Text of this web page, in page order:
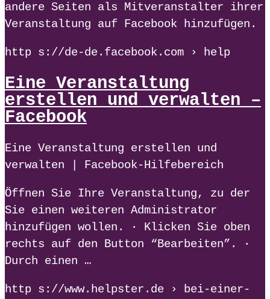
andere Seiten als Mitveranstalter ihrer
Veranstaltung auf Facebook hinzufügen.
http s://de-de.facebook.com › help
Eine Veranstaltung
erstellen und verwalten –
Facebook
Eine Veranstaltung erstellen und
verwalten | Facebook-Hilfebereich
Öffnen Sie Ihre Veranstaltung, zu der
Sie einen weiteren Administrator
hinzufügen wollen. · Klicken Sie oben
rechts auf den Button “Bearbeiten”. ·
Durch einen …
http s://www.helpster.de › bei-einer-